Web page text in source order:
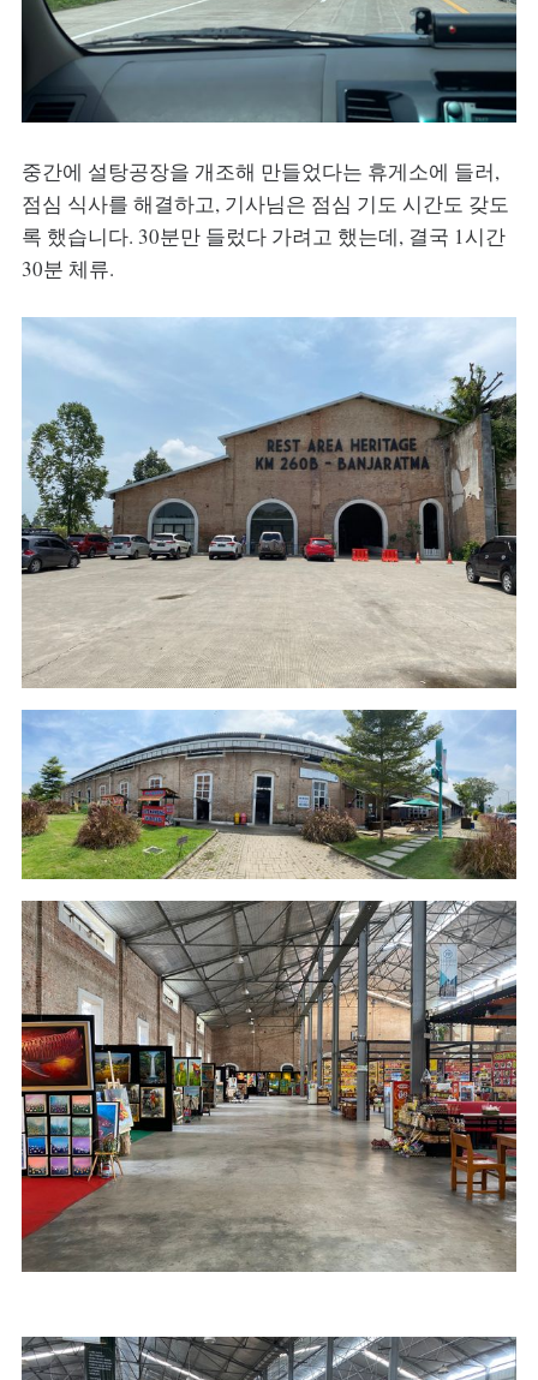
중간에 설탕공장을 개조해 만들었다는 휴게소에 들러,
점심 식사를 해결하고, 기사님은 점심 기도 시간도 갖도
록 했습니다. 30분만 들렀다 가려고 했는데, 결국 1시간
30분 체류.